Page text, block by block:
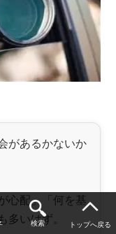
があるかないか
心配」「何を基
いはず。
検索 トップへ戻る